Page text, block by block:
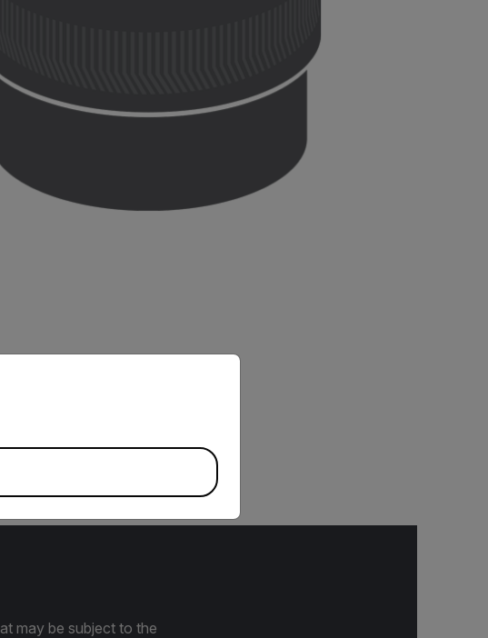
e X85xx MWIR.
may be subject to the
the appropriate version of our website.